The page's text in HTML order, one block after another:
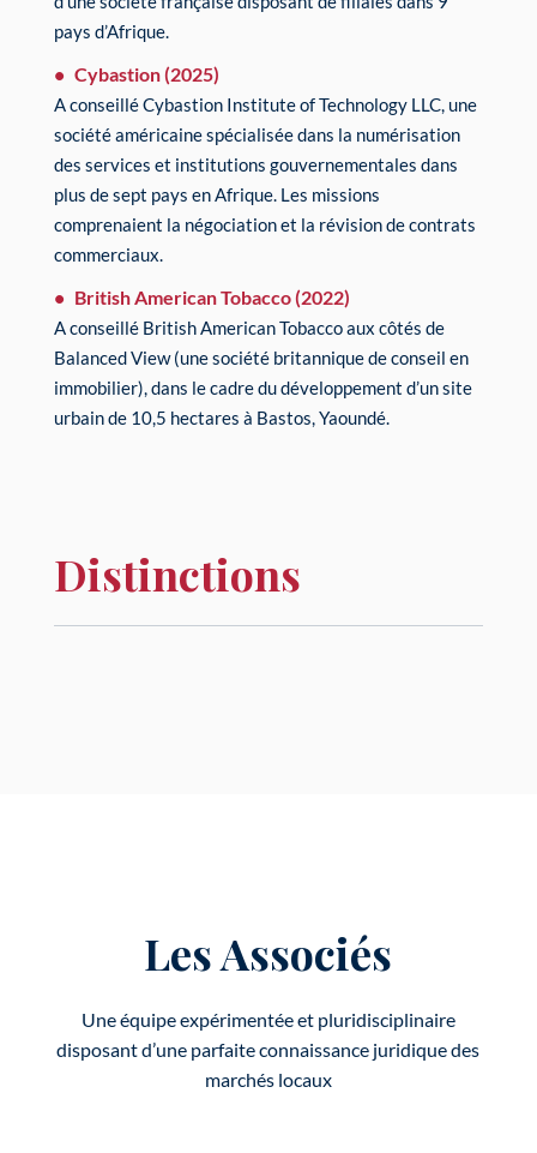
pays d’Afrique.
Cybastion (2025)
A conseillé Cybastion Institute of Technology LLC, une
société américaine spécialisée dans la numérisation
des services et institutions gouvernementales dans
plus de sept pays en Afrique. Les missions
comprenaient la négociation et la révision de contrats
commerciaux.
British American Tobacco (2022)
A conseillé British American Tobacco aux côtés de
Balanced View (une société britannique de conseil en
immobilier), dans le cadre du développement d’un site
urbain de 10,5 hectares à Bastos, Yaoundé.
Distinctions
Les Associés
Une équipe expérimentée et pluridisciplinaire
disposant d’une parfaite connaissance juridique des
marchés locaux